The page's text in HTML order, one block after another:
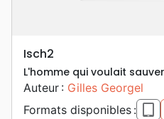
Isch2
L'homme qui voulait
Auteur : Gilles Georgel
Formats disponibles : epub